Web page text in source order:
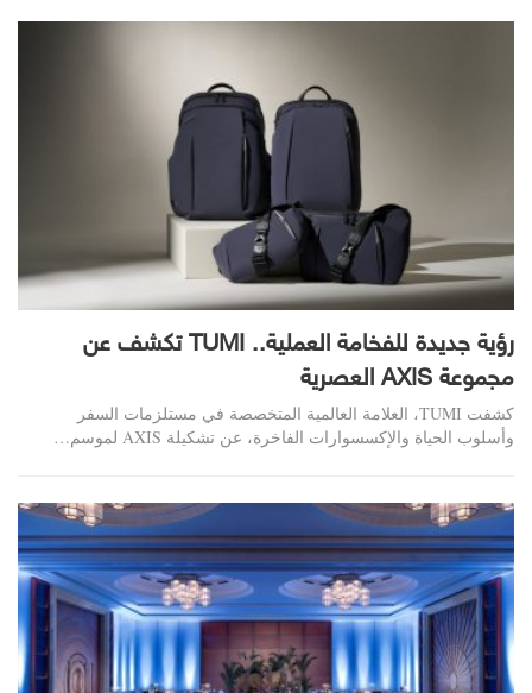
رؤية جديدة للفخامة العملية.. TUMI تكشف عن
مجموعة AXIS العصرية
كشفت TUMI، العلامة العالمية المتخصصة في مستلزمات السفر
وأسلوب الحياة والإكسسوارات الفاخرة، عن تشكيلة AXIS لموسم…